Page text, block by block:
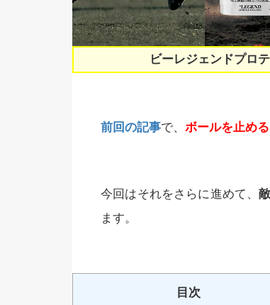
ビーレジェンドプロ
前回の記事で、 ボールを止め
今回はそれをさらに進めて、
ます。
目次